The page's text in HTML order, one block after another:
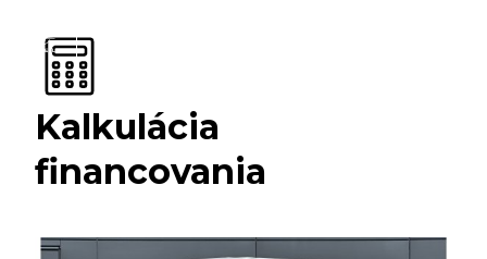
Kalkulácia
financovania